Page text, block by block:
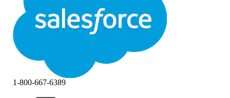
Schließen
1-800-667-6389